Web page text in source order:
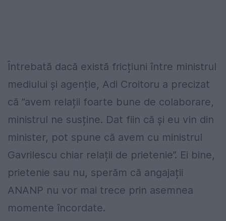
Întrebată dacă există fricțiuni între ministrul
mediului și agenție, Adi Croitoru a precizat
că ”avem relații foarte bune de colaborare,
ministrul ne susține. Dat fiin că și eu vin din
minister, pot spune că avem cu ministrul
Gavrilescu chiar relații de prietenie”. Ei bine,
prietenie sau nu, sperăm că angajații
ANANP nu vor mai trece prin asemnea
momente încordate.